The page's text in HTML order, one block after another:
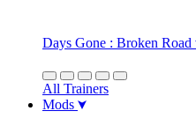
Days Gone : Broken
All Trainers
Mods